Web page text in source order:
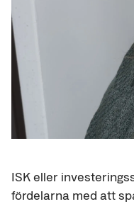
ISK eller
fördelarna med att